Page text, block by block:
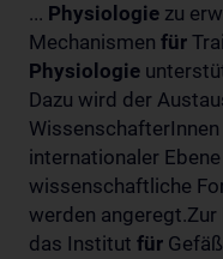
... Physiologie zu
Mechanismen für
Physiologie
Dazu wird der
internationaler
wissenschaftliche
werden
das Institut für